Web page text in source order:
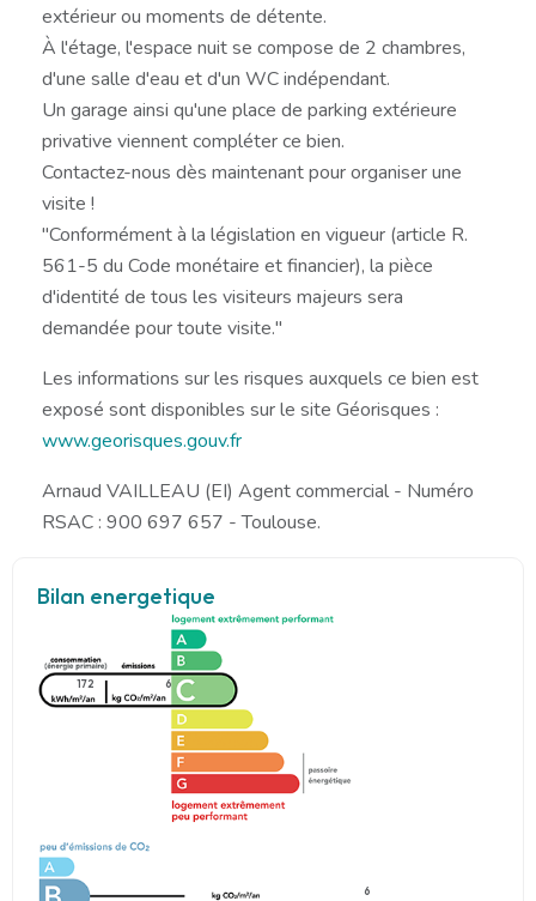
extérieur ou moments de détente.
À l'étage, l'espace nuit se compose de 2 chambres,
d'une salle d'eau et d'un WC indépendant.
Un garage ainsi qu'une place de parking extérieure
privative viennent compléter ce bien.
Contactez-nous dès maintenant pour organiser une
visite !
"Conformément à la législation en vigueur (article R.
561-5 du Code monétaire et financier), la pièce
d'identité de tous les visiteurs majeurs sera
demandée pour toute visite."
Les informations sur les risques auxquels ce bien est
exposé sont disponibles sur le site Géorisques :
www.georisques.gouv.fr
Arnaud VAILLEAU (EI) Agent commercial - Numéro
RSAC : 900 697 657 - Toulouse.
Bilan energetique
172 6
6